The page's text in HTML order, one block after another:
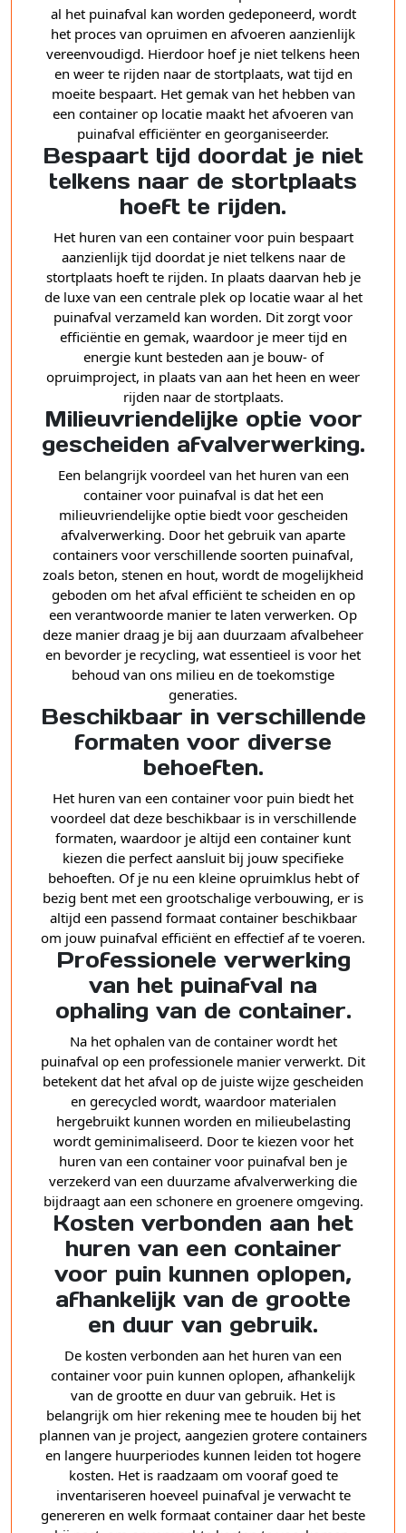
al het puinafval kan worden gedeponeerd, wordt
het proces van opruimen en afvoeren aanzienlijk
vereenvoudigd. Hierdoor hoef je niet telkens heen
en weer te rijden naar de stortplaats, wat tijd en
moeite bespaart. Het gemak van het hebben van
een container op locatie maakt het afvoeren van
puinafval efficiënter en georganiseerder.
Bespaart tijd doordat je niet
telkens naar de stortplaats
hoeft te rijden.
Het huren van een container voor puin bespaart
aanzienlijk tijd doordat je niet telkens naar de
stortplaats hoeft te rijden. In plaats daarvan heb je
de luxe van een centrale plek op locatie waar al het
puinafval verzameld kan worden. Dit zorgt voor
efficiëntie en gemak, waardoor je meer tijd en
energie kunt besteden aan je bouw- of
opruimproject, in plaats van aan het heen en weer
rijden naar de stortplaats.
Milieuvriendelijke optie voor
gescheiden afvalverwerking.
Een belangrijk voordeel van het huren van een
container voor puinafval is dat het een
milieuvriendelijke optie biedt voor gescheiden
afvalverwerking. Door het gebruik van aparte
containers voor verschillende soorten puinafval,
zoals beton, stenen en hout, wordt de mogelijkheid
geboden om het afval efficiënt te scheiden en op
een verantwoorde manier te laten verwerken. Op
deze manier draag je bij aan duurzaam afvalbeheer
en bevorder je recycling, wat essentieel is voor het
behoud van ons milieu en de toekomstige
generaties.
Beschikbaar in verschillende
formaten voor diverse
behoeften.
Het huren van een container voor puin biedt het
voordeel dat deze beschikbaar is in verschillende
formaten, waardoor je altijd een container kunt
kiezen die perfect aansluit bij jouw specifieke
behoeften. Of je nu een kleine opruimklus hebt of
bezig bent met een grootschalige verbouwing, er is
altijd een passend formaat container beschikbaar
om jouw puinafval efficiënt en effectief af te voeren.
Professionele verwerking
van het puinafval na
ophaling van de container.
Na het ophalen van de container wordt het
puinafval op een professionele manier verwerkt. Dit
betekent dat het afval op de juiste wijze gescheiden
en gerecycled wordt, waardoor materialen
hergebruikt kunnen worden en milieubelasting
wordt geminimaliseerd. Door te kiezen voor het
huren van een container voor puinafval ben je
verzekerd van een duurzame afvalverwerking die
bijdraagt aan een schonere en groenere omgeving.
Kosten verbonden aan het
huren van een container
voor puin kunnen oplopen,
afhankelijk van de grootte
en duur van gebruik.
De kosten verbonden aan het huren van een
container voor puin kunnen oplopen, afhankelijk
van de grootte en duur van gebruik. Het is
belangrijk om hier rekening mee te houden bij het
plannen van je project, aangezien grotere containers
en langere huurperiodes kunnen leiden tot hogere
kosten. Het is raadzaam om vooraf goed te
inventariseren hoeveel puinafval je verwacht te
genereren en welk formaat container daar het beste